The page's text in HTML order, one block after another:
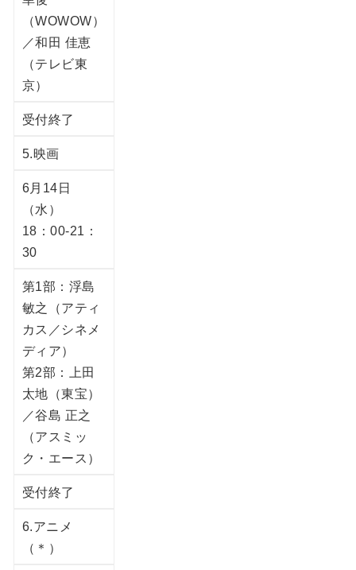
（WOWOW）
／和田 佳恵
（テレビ東
京）
受付終了
5.映画
6月14日
（水）
18：00-21：
30
第1部：浮島
敏之（アティ
カス／シネメ
ディア）
第2部：上田
太地（東宝）
／谷島 正之
（アスミッ
ク・エース）
受付終了
6.アニメ
（＊）